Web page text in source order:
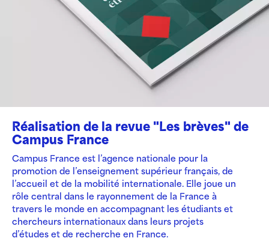
Réalisation de la revue "Les brèves" de
Campus France
Campus France est l’agence nationale pour la
promotion de l’enseignement supérieur français, de
l’accueil et de la mobilité internationale. Elle joue un
rôle central dans le rayonnement de la France à
travers le monde en accompagnant les étudiants et
chercheurs internationaux dans leurs projets
d’études et de recherche en France.